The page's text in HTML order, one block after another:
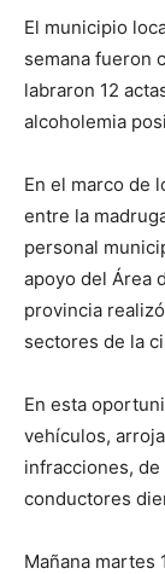
El municipio
semana fueron
labraron 12
alcoholemia
En el marco de
entre la
personal
apoyo del Área
provincia
sectores de la
En esta
vehículos,
infracciones,
conductores
Mañana martes